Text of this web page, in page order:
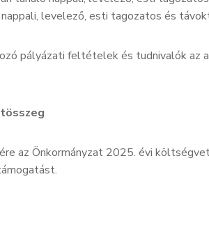
levelező, esti tagozatos és
pályázati feltételek és tudnivalók az
az Önkormányzat 2025. évi